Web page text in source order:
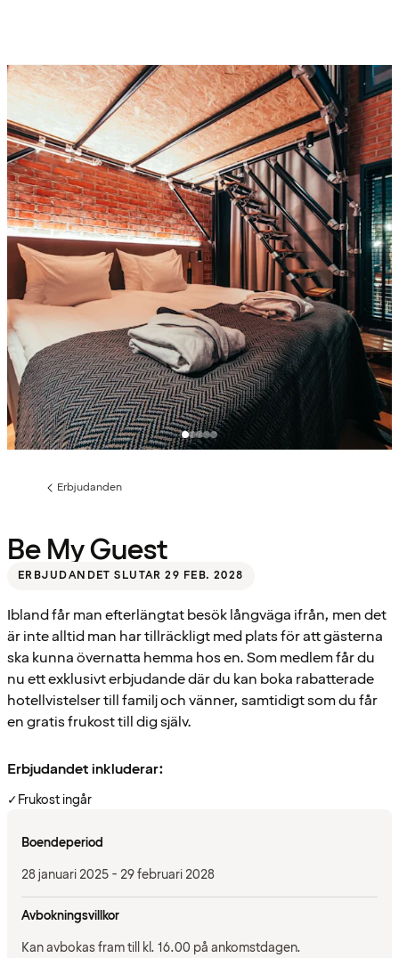
Föregående
Erbjudanden
Be My Guest
ERBJUDANDET SLUTAR 29 FEB. 2028
Ibland får man efterlängtat besök långväga ifrån, men det
är inte alltid man har tillräckligt med plats för att gästerna
ska kunna övernatta hemma hos en. Som medlem får du
nu ett exklusivt erbjudande där du kan boka rabatterade
hotellvistelser till familj och vänner, samtidigt som du får
en gratis frukost till dig själv.
Erbjudandet inkluderar:
✓Frukost ingår
Boendeperiod
28 januari 2025 - 29 februari 2028
Avbokningsvillkor
Kan avbokas fram till kl. 16.00 på ankomstdagen.